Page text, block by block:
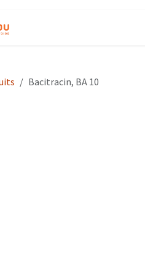
Bacitracin, BA 10